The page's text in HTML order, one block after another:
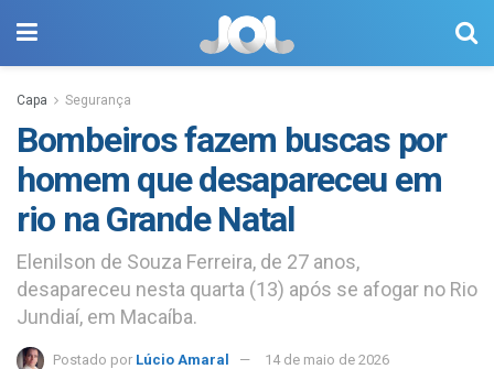
Capa Segurança
Bombeiros fazem buscas por
homem que desapareceu em
rio na Grande Natal
Elenilson de Souza Ferreira, de 27 anos,
desapareceu nesta quarta (13) após se afogar no Rio
Jundiaí, em Macaíba.
Postado por Lúcio Amaral 14 de maio de 2026